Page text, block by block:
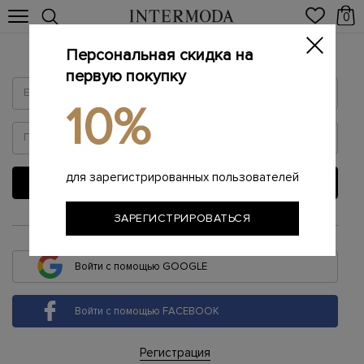
0
Войти
ВОЙТИ
или
Войти с помощью GOOGLE
Войти с помощью FACEBOOK
Регистрация
Персональная скидка на
первую покупку
10%
для зарегистрированных пользователей
ЗАРЕГИСТРИРОВАТЬСЯ